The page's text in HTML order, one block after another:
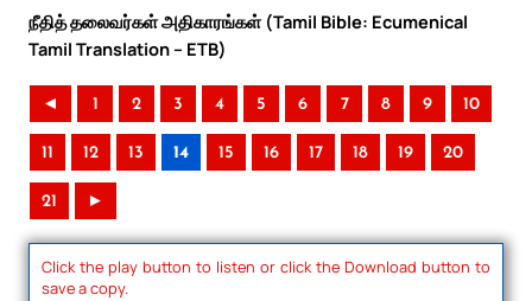
நீதித் தலைவர்கள் அதிகாரங்கள் (Tamil Bible: Ecumenical
Tamil Translation – ETB)
◄ 1 2 3 4 5 6 7 8 9 10
11 12 13 14 15 16 17 18 19 20
21 ►
Click the play button to listen or click the Download button to
save a copy.